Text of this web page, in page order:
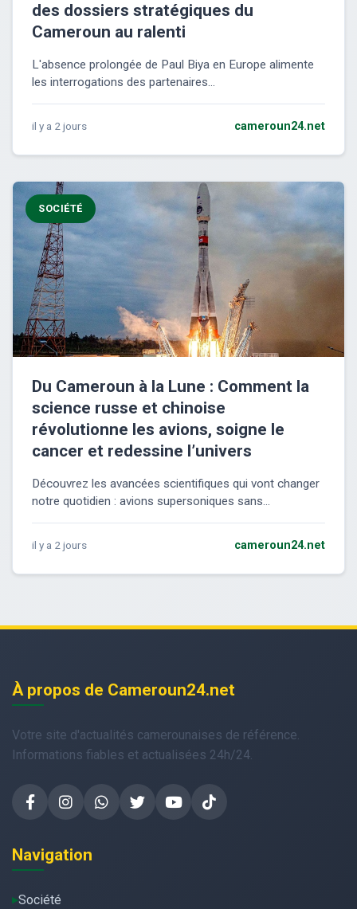
des dossiers stratégiques du
Cameroun au ralenti
L'absence prolongée de Paul Biya en Europe alimente
les interrogations des partenaires...
il y a 2 jours cameroun24.net
SOCIÉTÉ
Du Cameroun à la Lune : Comment la
science russe et chinoise
révolutionne les avions, soigne le
cancer et redessine l’univers
Découvrez les avancées scientifiques qui vont changer
notre quotidien : avions supersoniques sans...
il y a 2 jours cameroun24.net
À propos de Cameroun24.net
Votre site d'actualités camerounaises de référence.
Informations fiables et actualisées 24h/24.
Navigation
Société